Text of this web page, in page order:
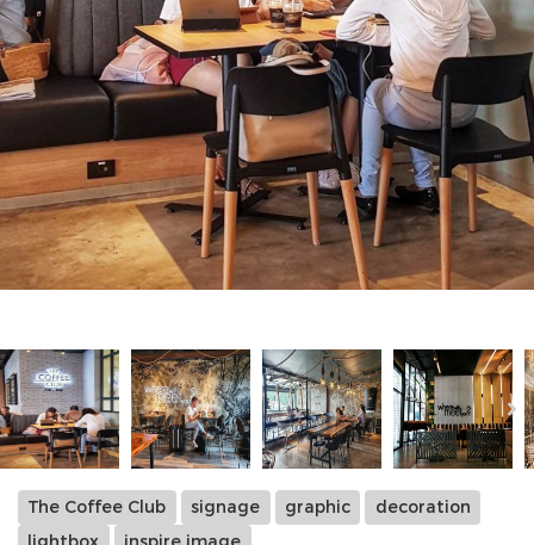
The Coffee Club signage graphic
decoration